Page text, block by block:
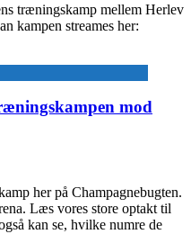
træningskamp mellem Herlev
kampen streames her:
mod
her på Champagnebugten.
Læs vores store optakt til
kan se, hvilke numre de